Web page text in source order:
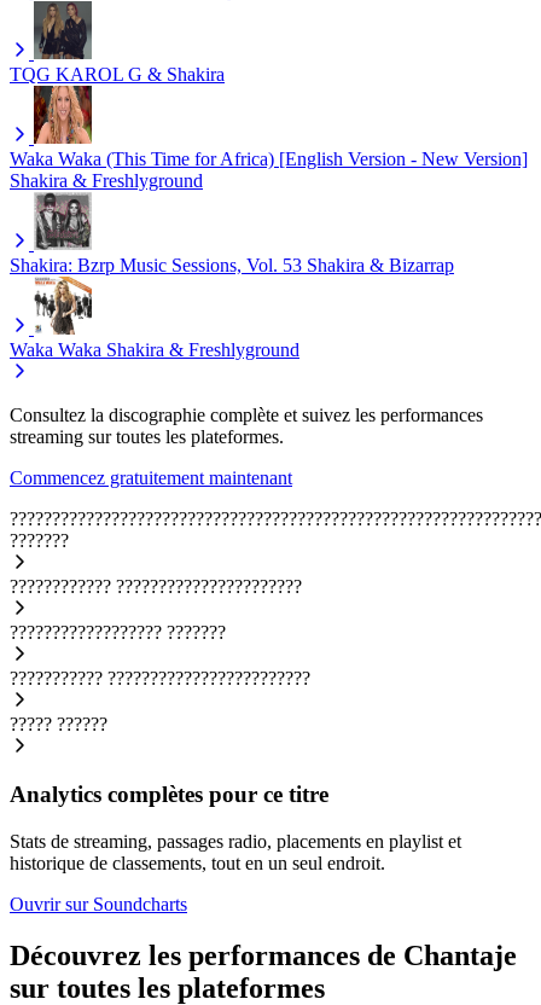
TQG KAROL G & Shakira
Waka Waka (This Time for Africa) [English Version - New Version]
Shakira & Freshlyground
Shakira: Bzrp Music Sessions, Vol. 53 Shakira & Bizarrap
Waka Waka Shakira & Freshlyground
Consultez la discographie complète et suivez les performances
streaming sur toutes les plateformes.
Commencez gratuitement maintenant
???????
???????????? ??????????????????????
?????????????????? ???????
??????????? ????????????????????????
????? ??????
Analytics complètes pour ce titre
Stats de streaming, passages radio, placements en playlist et
historique de classements, tout en un seul endroit.
Ouvrir sur Soundcharts
Découvrez les performances de Chantaje
sur toutes les plateformes